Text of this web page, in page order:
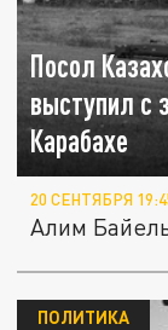
Посол
выступил с
Карабахе
20 СЕНТЯБРЯ
Алим
ПОЛИТИКА